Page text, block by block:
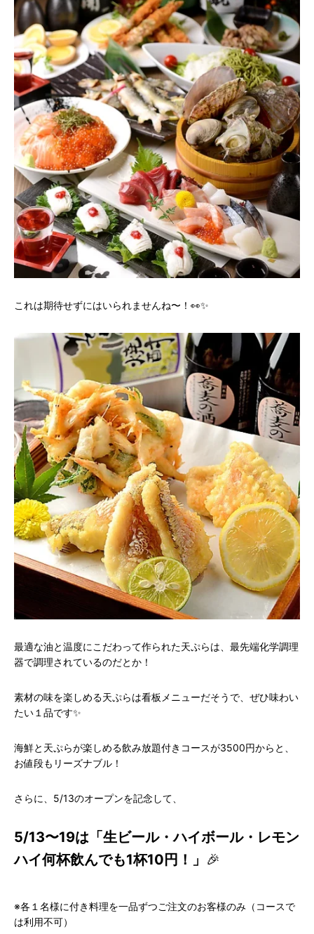
これは期待せずにはいられませんね〜！👀✨
最適な油と温度にこだわって作られた天ぷらは、最先端化学調理
器で調理されているのだとか！
素材の味を楽しめる天ぷらは看板メニューだそうで、ぜひ味わい
たい１品です✨
海鮮と天ぷらが楽しめる飲み放題付きコースが3500円からと、
お値段もリーズナブル！
さらに、5/13のオープンを記念して、
5/13〜19は「生ビール・ハイボール・レモン
ハイ何杯飲んでも1杯10円！」 🎉
※各１名様に付き料理を一品ずつご注文のお客様のみ（コースで
は利用不可）